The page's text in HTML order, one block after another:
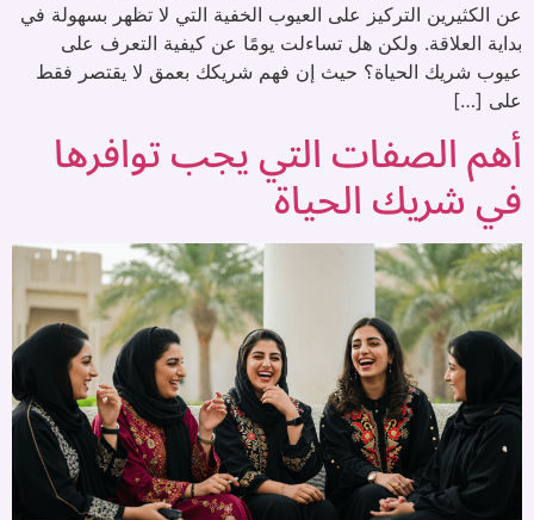
عن الكثيرين التركيز على العيوب الخفية التي لا تظهر بسهولة في
بداية العلاقة. ولكن هل تساءلت يومًا عن كيفية التعرف على
عيوب شريك الحياة؟ حيث إن فهم شريكك بعمق لا يقتصر فقط
على […]
أهم الصفات التي يجب توافرها
في شريك الحياة